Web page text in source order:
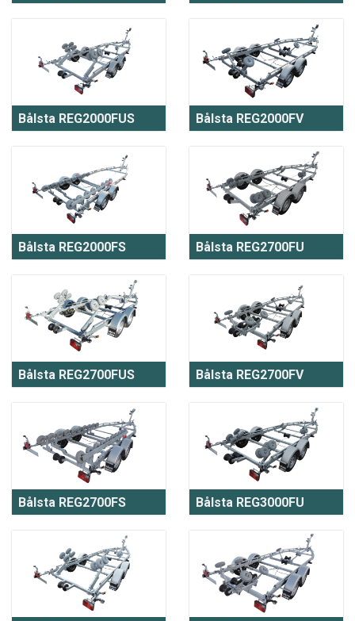
Bålsta REG2000FUS Bålsta REG2000FV
Bålsta REG2000FS Bålsta REG2700FU
Bålsta REG2700FUS Bålsta REG2700FV
Bålsta REG2700FS Bålsta REG3000FU